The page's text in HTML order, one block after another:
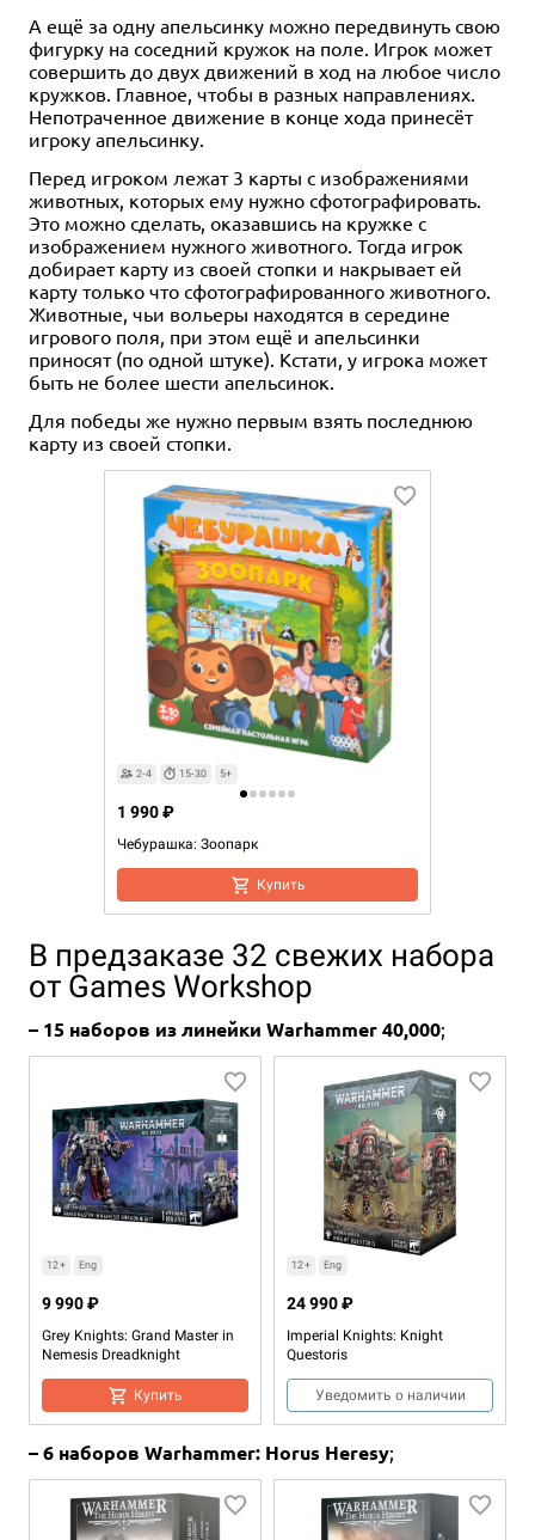
А ещё за одну апельсинку можно передвинуть свою
фигурку на соседний кружок на поле. Игрок может
совершить до двух движений в ход на любое число
кружков. Главное, чтобы в разных направлениях.
Непотраченное движение в конце хода принесёт
игроку апельсинку.
Перед игроком лежат 3 карты с изображениями
животных, которых ему нужно сфотографировать.
Это можно сделать, оказавшись на кружке с
изображением нужного животного. Тогда игрок
добирает карту из своей стопки и накрывает ей
карту только что сфотографированного животного.
Животные, чьи вольеры находятся в середине
игрового поля, при этом ещё и апельсинки
приносят (по одной штуке). Кстати, у игрока может
быть не более шести апельсинок.
Для победы же нужно первым взять последнюю
карту из своей стопки.
2-4 15-30 5+
Чебурашка: Зоопарк
1 990 ₽
Купить
В предзаказе 32 свежих набора
от Games Workshop
– 15 наборов из линейки Warhammer 40,000;
12+ Eng
Grey Knights: Grand Master in
Nemesis Dreadknight
9 990 ₽
Купить
12+ Eng
Imperial Knights: Knight
Questoris
24 990 ₽
Уведомить о наличии
– 6 наборов Warhammer: Horus Heresy;